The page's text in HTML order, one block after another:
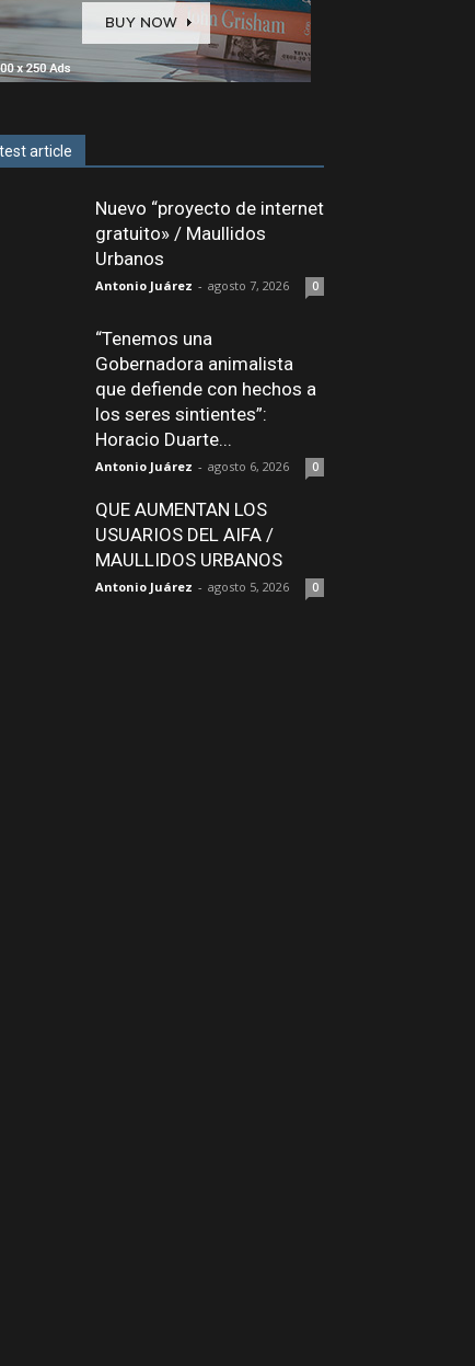
article
Nuevo “proyecto de internet
gratuito» / Maullidos
Urbanos
Antonio Juárez - agosto 7, 2026 0
“Tenemos una
Gobernadora animalista
que defiende con hechos a
los seres sintientes”:
Horacio Duarte...
Antonio Juárez - agosto 6, 2026 0
QUE AUMENTAN LOS
USUARIOS DEL AIFA /
MAULLIDOS URBANOS
Antonio Juárez - agosto 5, 2026 0